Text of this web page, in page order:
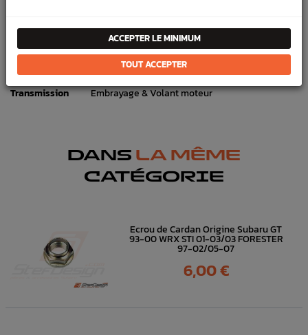
Transmission
Embrayage & Volant moteur
DANS LA MÊME
CATÉGORIE
Ecrou de Cardan Origine Subaru GT
93-00 WRX STI 01-03/03 FORESTER
97-02/05-07
Prix
6,00 €
ACCEPTER LE MINIMUM
TOUT ACCEPTER